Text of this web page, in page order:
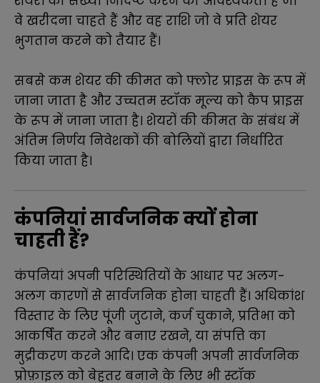
वे खरीदना चाहते हैं और वह राशि जो वे प्रति शेयर
भुगतान करने को तैयार हैं।
सबसे कम शेयर की कीमत को फ्लोर प्राइस के रूप में
जाना जाता है और उच्चतम स्टॉक मूल्य को कैप प्राइस
के रूप में जाना जाता है। शेयरों की कीमत के संबंध में
अंतिम निर्णय निवेशकों की बोलियों द्वारा निर्धारित
किया जाता है।
कंपनियां सार्वजनिक क्यों होना
चाहती हैं?
कंपनियां अपनी परिस्थितियों के आधार पर अलग-
अलग कारणों से सार्वजनिक होना चाहती हैं। अधिकांश
विस्तार के लिए पूंजी जुटाने, कर्ज चुकाने, प्रतिभा को
आकर्षित करने और बनाए रखने, या संपत्ति का
मुद्रीकरण करने आदि। एक कंपनी अपनी सार्वजनिक
प्रोफ़ाइल को बेहतर बनाने के लिए भी स्टॉक